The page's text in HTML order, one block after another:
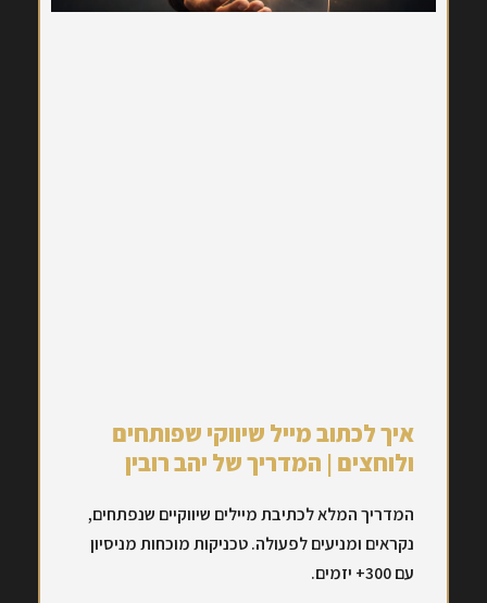
איך לכתוב מייל שיווקי שפותחים
ולוחצים | המדריך של יהב רובין
המדריך המלא לכתיבת מיילים שיווקיים שנפתחים,
נקראים ומניעים לפעולה. טכניקות מוכחות מניסיון
עם 300+ יזמים.